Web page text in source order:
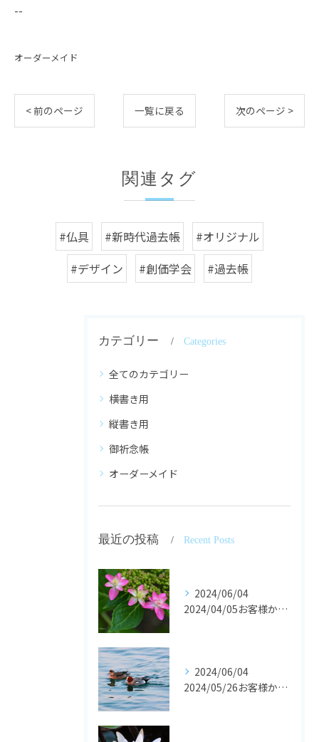
--
オーダーメイド
< 前のページ 一覧に戻る 次のページ >
関連タグ
#仏具 #新時代過去帳
#オリジナル
#デザイン
#創価学会 #過去帳
カテゴリー Categories
全てのカテゴリー
横書き用
縦書き用
御祈念帳
オーダーメイド
最近の投稿 Recent Posts
2024/06/04
2024/04/05お客様からの声です。
2024/06/04
2024/05/26お客様からの声です。